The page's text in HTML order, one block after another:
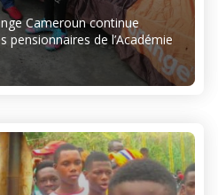
Cameroun continue
pensionnaires de l’Académie